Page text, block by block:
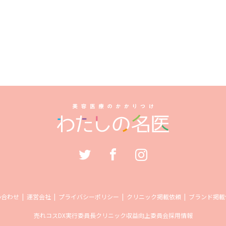
わせ 運営会社 プライバシーポリシー クリニック掲載依頼 ブランド掲
売れコスDX実行委員長クリニック収益向上委員会採用情報